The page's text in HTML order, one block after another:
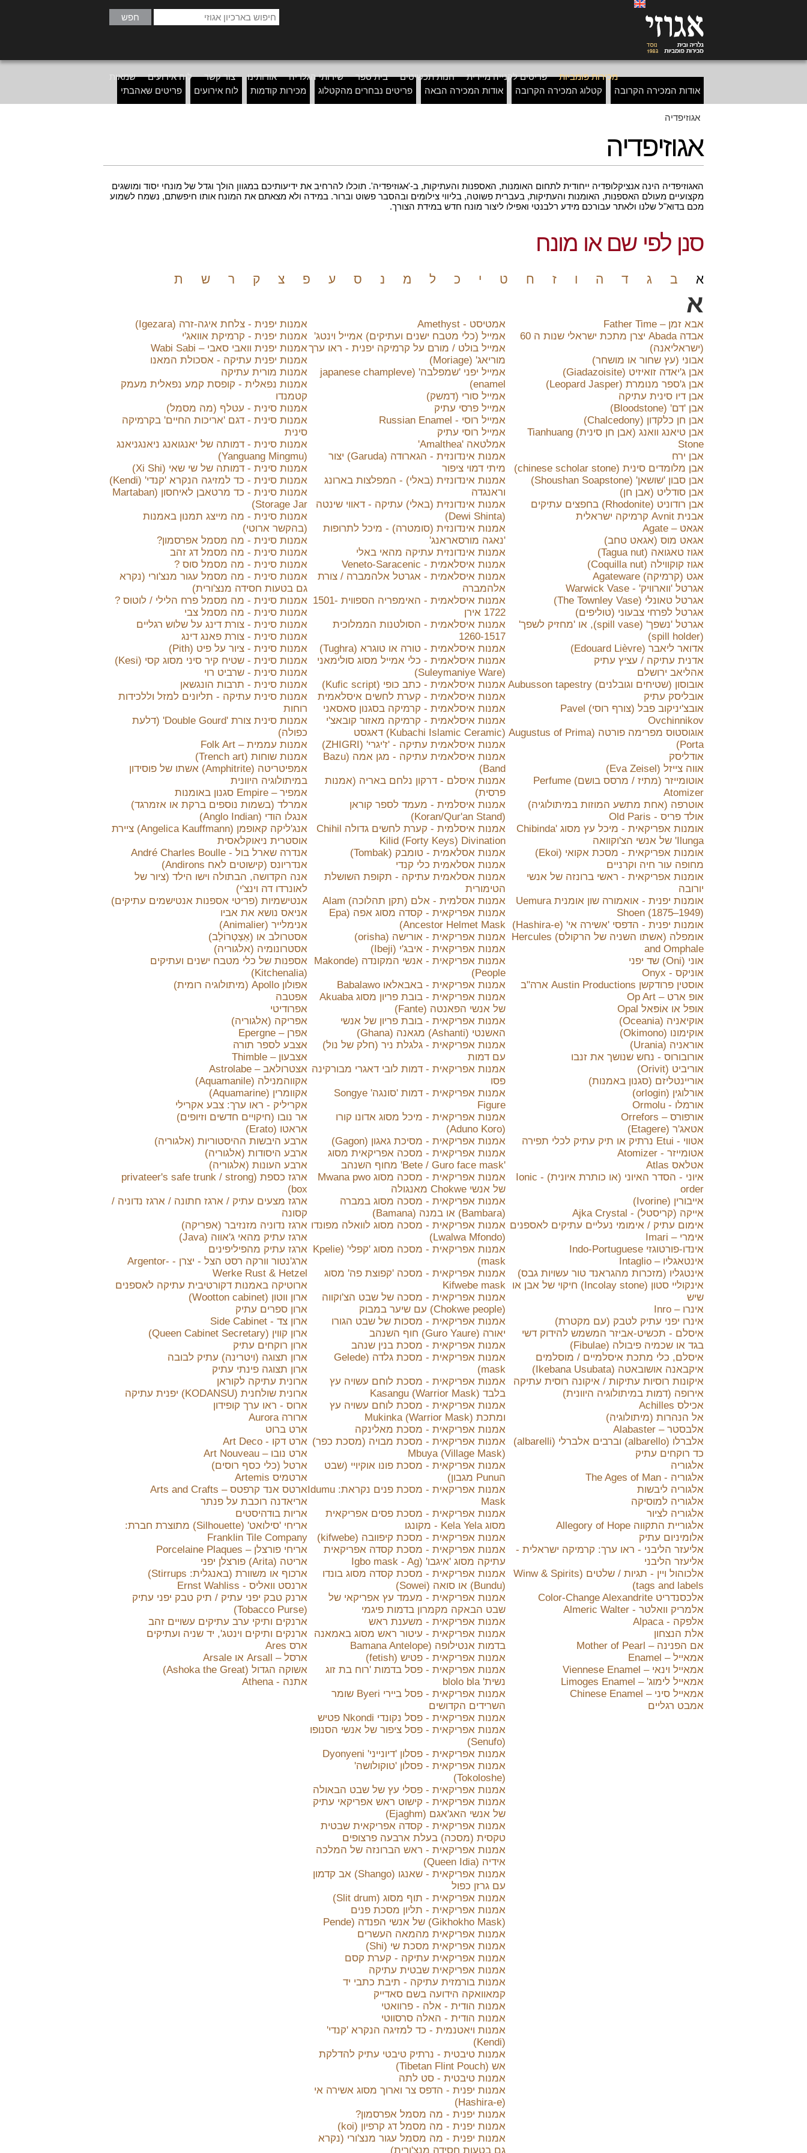
מכירות פומביות פריטים לקנייה מיידית חנות תכשיטים בית ספר שירותי הגלריה אודותינו צור קשר לוח אירועים
שמאות
אודות המכירה הקרובה
קטלוג המכירה הקרובה אודות המכירה הבאה פריטים נבחרים מהקטלוג מכירות קודמות לוח אירועים פריטים שאהבתי
אגוזיפדיה
אגוזיפדיה
האגוזיפדיה הינה אנציקלופדיה ייחודית לתחום האומנות, האספנות והעתיקות, ב-'אגוזיפדיה'. תוכלו להרחיב את ידיעותיכם במגוון הולך וגדל של מונחי יסוד ומושגים
מקצועיים מעולם האספנות, האומנות והעתיקות, בעברית פשוטה, בליווי צילומים ובהסבר פשוט וברור. במידה ולא מצאתם את המונח אותו חיפשתם, נשמח לשמוע
מכם בדוא"ל שלנו ולאתר עבורכם מידע רלבנטי ואפילו ליצור מונח חדש במידת הצורך.
סנן לפי שם או מונח
א ב ג ד ה ו ז ח ט י כ ל מ נ ס ע פ צ ק ר ש ת
א
אבא זמן – Father Time
אבדה Abada יצרן מתכת ישראלי שנות ה 60
(ישראליאנה)
אבוני (עץ שחור או מושחר)
אבן ג'יאדה זואיזיט (Giadazoisite)
אבן ג'ספר מנומרת (Leopard Jasper)
אבן דיו סינית עתיקה
אבן 'דם' (Bloodstone)
אבן חן כלקדון (Chalcedony)
אבן טיאנג וואנג (אבן חן סינית) Tianhuang
Stone
אבן ירח
אבן מלומדים סינית (chinese scholar stone)
אבן סבון 'שושאן' (Shoushan Soapstone)
אבן סודליט (אבן חן)
אבן רודוניט (Rhodonite) בחפצים עתיקים
אבנית Avnit קרמיקה ישראלית
אגאט – Agate
אגאט מוס (אגאט טחב)
אגוז טאגואה (Tagua nut)
אגוז קוקווילה (Coquilla nut)
אגט (קרמיקה) Agateware
אגרטל 'ווארוויק' - Warwick Vase
אגרטל טאונלי (The Townley Vase)
אגרטל לפרחי צבעוני (טוליפים)
אגרטל 'נשפך' (spill vase), או 'מחזיק לשפך'
(spill holder)
אדואר ליאבר (Edouard Lièvre)
אדנית עתיקה / עציץ עתיק
אהליאב ירושלם
אובוסון (שטיחים וגובלנים) Aubusson tapestry
אובליסק עתיק
אובצ'יניקוב פבל (צורף רוסי) Pavel
Ovchinnikov
אוגוסטוס מפרימה פורטה (Augustus of Prima
Porta)
אודליסק
אווה צייזל (Eva Zeisel)
אוטומייזר (מתיז / מרסס בושם) Perfume
Atomizer
אוטרפה (אחת מתשע המוזות במיתולוגיה)
אולד פריס - Old Paris
אומנות אפריקאית - מיכל עץ מסוג 'Chibinda
Ilunga' של אנשי הצ'וקוואה
אומנות אפריקאית - מסכת אקואי (Ekoi)
מחופה עור חיה וקרניים
אומנות אפריקאית - ראשי ברונזה של אנשי
יורובה
אומנות יפנית - אואמורה שון אומנית Uemura
Shoen (1875–1949)
אומנות יפנית - הדפסי 'אשירה אי' (Hashira-e)
אומפלה (אשתו השניה של הרקולס) Hercules
and Omphale
אוני (Oni) שד יפני
אוניקס - Onyx
אוסטין פרודקשן Austin Productions ארה"ב
אופ ארט – Op Art
אופל או אוֹפּאל Opal
אוקיאניה (Oceania)
אוקימונו (Okimono)
אוראניה (Urania)
אורובורוס - נחש שנושך את זנבו
אוריביט (Orivit)
אוריינטליזם (סגנון באמנות)
אורלוגין (orlogin)
אורמלו - Ormolu
אורפורס – Orrefors
אטאג'ר (Etagere)
אטווי - Etui נרתיק או תיק עתיק לכלי תפירה
אטומייזר - Atomizer
אטלאס Atlas
איוני - הסדר האיוני (או כותרת איונית) - Ionic
order
אייבורין (Ivorine)
אייקה (קריסטל) - Ajka Crystal
אימום עתיק / אימומי נעליים עתיקים לאספנים
אימרי – Imari
אינדו-פורטוגזי Indo-Portuguese
אינטאגליו – Intaglio
אינטגליו (מזכרות מהגראנד טור עשויות גבס)
אינקוליי סטון (Incolay stone) חיקוי של אבן או
שיש
אינרו – Inro
אינרו יפני עתיק לטבק (עם מקטרת)
איסלם - תכשיט-אביזר המשמש להידוק דשי
בגד או שכמיה פיבולה (Fibulae)
איסלם, כלי מתכת איסלמיים / מוסלמים
איקבאנה אושובאטה (Ikebana Usubata)
איקונות רוסיות עתיקות / איקונה רוסית עתיקה
אירופה (דמות במיתולוגיה היוונית)
אכילס Achilles
אל הנהרות (מיתולוגיה)
אלבסטר – Alabaster
אלברלו (albarello) וברבים אלברלי (albarelli)
כד רוקחים עתיק
אלגוריה
אלגוריה - The Ages of Man
אלגוריה ליבשות
אלגוריה למוסיקה
אלגוריה לציור
אלגוריית התקווה Allegory of Hope
אלומיניום עתיק
אליעזר הליבני - ראו ערך: קרמיקה ישראלית -
אליעזר הליבני
אלכוהול ויין - תגיות / שלטים (Winw & Spirits
tags and labels)
אלכסנדריט Color-Change Alexandrite
אלמריק וואלטר - Almeric Walter
אלפקה - Alpaca
אלת הנצחון
אם הפנינה – Mother of Pearl
אמאייל – Enamel
אמאייל וינאי – Viennese Enamel
אמאייל לימוג' – Limoges Enamel
אמאייל סיני – Chinese Enamel
אמבט רגליים
אמטיסט - Amethyst
אמייל (כלי מטבח ישנים ועתיקים) אמייל וינטג'
אמייל בולט / מורם על קרמיקה יפנית - ראו ערך
מוריאג' (Moriage)
אמייל יפני 'שמפלבה' (japanese champleve
enamel)
אמייל סורי (דמשק)
אמייל פרסי עתיק
אמייל רוסי - Russian Enamel
אמייל רוסי עתיק
אמלטאה 'Amalthea'
אמנות אינדונזית - הגארודה (Garuda) יצור
מיתי דמוי ציפור
אמנות אינדונזית (באלי) - המפלצות בארונג
וראנגדה
אמנות אינדונזית (באלי) עתיקה - דאווי שינטה
(Dewi Shinta)
אמנות אינדונזית (סומטרה) - מיכל לתרופות
'נאגה מורסאראנג'
אמנות אינדונזית עתיקה מהאי באלי
אמנות איסלאמית - Veneto-Saracenic
אמנות איסלאמית - אגרטל אלהמברה / צורת
אלהמברה
אמנות איסלאמית - האימפריה הספווית 1501-
1722 אירן
אמנות איסלאמית - הסולטנות הממלוכית
1260-1517
אמנות איסלאמית - טורה או טוגרא (Tughra)
אמנות איסלאמית - כלי אמייל מסוג סולימאני
(Suleymaniye Ware)
אמנות איסלאמית - כתב כופי (Kufic script)
אמנות איסלאמית - קערת לחשים איסלאמית
אמנות איסלאמית - קרמיקה בסגנון סאסאני
אמנות איסלאמית - קרמיקה מאזור קובאצ'י
(Kubachi Islamic Ceramic) דאגסט
אמנות איסלאמית עתיקה - 'ז'יגרי' (ZHIGRI)
אמנות איסלאמית עתיקה - מגן אמה (Bazu
Band)
אמנות איסלם - דרקון נלחם באריה (אמנות
פרסית)
אמנות איסלמית - מעמד לספר קוראן
(Koran/Qur'an Stand)
אמנות איסלמית - קערת לחשים גדולה Chihil
Kilid (Forty Keys) Divination
אמנות אסלאמית - טומבק (Tombak)
אמנות אסלאמית כלי קנדי
אמנות אסלאמית עתיקה - תקופת השושלת
הטימורית
אמנות אסלמית - אלם (תקן תהלוכה) Alam
אמנות אפריקאית - קסדה מסוג אפה (Epa
Ancestor Helmet Mask)
אמנות אפריקאית - אורישה (orisha)
אמנות אפריקאית - איבג'י (Ibeji)
אמנות אפריקאית - אנשי המקונדה (Makonde
People)
אמנות אפריקאית - באבאלאו Babalawo
אמנות אפריקאית - בובת פריון מסוג Akuaba
של אנשי הפאנטה (Fante)
אמנות אפריקאית - בובת פריון של אנשי
האשנטי (Ashanti) מגאנה (Ghana)
אמנות אפריקאית - גלגלת ניר (חלק של נול)
עם דמות
אמנות אפריקאית - דמות לובי דאגרי מבורקינה
פסו
אמנות אפריקאית - דמות 'סונגה' Songye
Figure
אמנות אפריקאית - מיכל מסוג אדונו קורו
(Aduno Koro)
אמנות אפריקאית - מסיכת גאגון (Gagon)
אמנות אפריקאית - מסכה אפריקאית מסוג
'Bete / Guro face mask' מחוף השנהב
אמנות אפריקאית - מסכה מסוג Mwana pwo
של אנשי Chokwe מאנגולה
אמנות אפריקאית - מסכה מסוג במברה
(Bambara) או במנה (Bamana)
אמנות אפריקאית - מסכה מסוג לוואלה מפונדו
(Lwalwa Mfondo)
אמנות אפריקאית - מסכה מסוג 'קפלי' (Kpelie
mask)
אמנות אפריקאית - מסכה 'קפוצת פה' מסוג
Kifwebe mask
אמנות אפריקאית - מסכה של שבט הצ'וקווה
(Chokwe people) עם שיער במבוק
אמנות אפריקאית - מסכות של שבט הגורו
יאורה (Guro Yaure) חוף השנהב
אמנות אפריקאית - מסכת בנין שנהב
אמנות אפריקאית - מסכת גלדה (Gelede
mask)
אמנות אפריקאית - מסכת לוחם עשויה עץ
בלבד Kasangu (Warrior Mask)
אמנות אפריקאית - מסכת לוחם עשויה עץ
ומתכת Mukinka (Warrior Mask)
אמנות אפריקאית - מסכת מאלינקה
אמנות אפריקאית - מסכת מבויה (מסכת כפר)
Mbuya (Village Mask)
אמנות אפריקאית - מסכת פונו אוקיויי (שבט
הPunu מגבון)
אמנות אפריקאית - מסכת פנים נקראת: Idumu
Mask
אמנות אפריקאית - מסכת פסים אפריקאית
מסוג Kela Yela - מקונגו
אמנות אפריקאית - מסכת קיפוובה (kifwebe)
אמנות אפריקאית - מסכת קסדה אפריקאית
עתיקה מסוג 'איגבו' (Igbo mask - Ag
אמנות אפריקאית - מסכת קסדה מסוג בונדו
(Bundu) או סואה (Sowei)
אמנות אפריקאית - מעמד עץ אפריקאי של
שבט הבאקה מקמרון בדמות פיגמי
אמנות אפריקאית - משענת ראש
אמנות אפריקאית - עיטור ראש מסוג באמאנה
בדמות אנטילופה (Bamana Antelope
אמנות אפריקאית - פטיש (fetish)
אמנות אפריקאית - פסל בדמות 'רוח בת זוג
נשית' blolo bla
אמנות אפריקאית - פסל ביירי Byeri שומר
השרידים הקדושים
אמנות אפריקאית - פסל נקונדי Nkondi פטיש
אמנות אפריקאית - פסל ציפור של אנשי הסנופו
(Senufo)
אמנות אפריקאית - פסלון 'דיונייני' Dyonyeni
אמנות אפריקאית - פסלון 'טוקולושה'
(Tokoloshe)
אמנות אפריקאית - פסלי עץ של שבט הבאולה
אמנות אפריקאית - קישוט ראש אפריקאי עתיק
של אנשי האג'אגם (Ejaghm)
אמנות אפריקאית - קסדה אפריקאית שבטית
טקסית (מסכה) בעלת ארבעה פרצופים
אמנות אפריקאית - ראש הברונזה של המלכה
אידיה (Queen Idia)
אמנות אפריקאית - שאנגו (Shango) אב קדמון
עם גרזן כפול
אמנות אפריקאית - תוף מסוג (Slit drum)
אמנות אפריקאית - תליון מסכת פנים
(Gikhokho Mask) של אנשי הפנדה (Pende
אמנות אפריקאית מהמאה העשרים
אמנות אפריקאית מסכת שי (Shi)
אמנות אפריקאית עתיקה - קערת קסם
אמנות אפריקאית שבטית עתיקה
אמנות בורמזית עתיקה - תיבת כתבי יד
קמאוואקה הידועה בשם סאדייק
אמנות הודית - אלה - פרוואטי
אמנות הודית - האלה סרסווטי
אמנות ויאטנמית - כד למזיגה הנקרא 'קנדי'
(Kendi)
אמנות טיבטית - נרתיק טיבטי עתיק להדלקת
אש (Tibetan Flint Pouch)
אמנות טיבטית - סט לתה
אמנות יפנית - הדפס צר וארוך מסוג אשירה אי
(Hashira-e)
אמנות יפנית - מה מסמל אפרסמון?
אמנות יפנית - מה מסמל דג קרפיון (koi)
אמנות יפנית - מה מסמל עגור מנצ'ורי (נקרא
גם בטעות חסידה מנצ'ורית)
אמנות יפנית - צלחת איגה-זרה (Igezara)
אמנות יפנית - קרמיקת אוואג'י
אמנות יפנית וואבי סאבי – Wabi Sabi
אמנות יפנית עתיקה - אסכולת המאנו
אמנות מורית עתיקה
אמנות נפאלית - קופסת קמע נפאלית מעמק
קטמנדו
אמנות סינית - עטלף (מה מסמל)
אמנות סינית - דגם 'אריכות החיים' בקרמיקה
סינית
אמנות סינית - דמותה של יאנגואנג ניאנגניאנג
(Yanguang Mingmu)
אמנות סינית - דמותה של שי שאי (Xi Shi)
אמנות סינית - כד למזיגה הנקרא 'קנדי' (Kendi)
אמנות סינית - כד מרטאבן לאיחסון (Martaban
Storage Jar)
אמנות סינית - מה מייצג תמנון באמנות
(בהקשר ארוטי)
אמנות סינית - מה מסמל אפרסמון?
אמנות סינית - מה מסמל דג זהב
אמנות סינית - מה מסמל סוס ?
אמנות סינית - מה מסמל עגור מנצ'ורי (נקרא
גם בטעות חסידה מנצ'ורית)
אמנות סינית - מה מסמל פרח הלילי / לוטוס ?
אמנות סינית - מה מסמל צבי
אמנות סינית - צורת דינג על שלוש רגליים
אמנות סינית - צורת פאנג דינג
אמנות סינית - ציור על פיט (Pith)
אמנות סינית - שטיח קיר סיני מסוג קסי (Kesi)
אמנות סינית - שרביט רוי
אמנות סינית - תרבות הונגשאן
אמנות סינית עתיקה - תליונים למזל וללכידות
רוחות
אמנות סינית צורת 'Double Gourd' (דלעת
כפולה)
אמנות עממית – Folk Art
אמנות שוחות (Trench art)
אמפיטריטה (Amphitrite) אשתו של פוסידון
במיתולוגיה היוונית
אמפיר – Empire סגנון באומנות
אמרלד (בשמות נוספים ברקת או אזמרגד)
אנגלו הודי (Anglo Indian)
אנג'ליקה קאופמן (Angelica Kauffmann) ציירת
אוסטרית ניאוקלאסית
אנדרה שארל בול - André Charles Boulle
אנדריונס (קישוטים לאח Andirons)
אנה הקדושה, הבתולה וישו הילד (ציור של
לאונרדו דה וינצ'י)
אנטישמיות (פריטי אספנות אנטישמים עתיקים)
אניאס נושא את אביו
אנימלייר (Animalier)
אסטרולב או (אַצְטְרוֹלָב)
אסטרונומיה (אלגוריה)
אספנות של כלי מטבח ישנים ועתיקים
(Kitchenalia)
אפולון Apollo (מיתולוגיה רומית)
אפטבה
אפרודיטי
אפריקה (אלגוריה)
אפרן – Epergne
אצבע לספר תורה
אצבעון – Thimble
אצטרולאב – Astrolabe
אקווהמנילה (Aquamanile)
אקוומרין (Aquamarine)
אקריליק - ראו ערך: צבע אקרילי
אר נובו (חיקויים חדשים וזיופים)
אראטו (Erato)
ארבע היבשות ההיסטוריות (אלגוריה)
ארבע היסודות (אלגוריה)
ארבע העונות (אלגוריה)
ארגז כספת (privateer's safe trunk / strong
box)
ארגז מצעים עתיק / ארגז חתונה / ארגז נדוניה /
קסונה
ארגז נדוניה מזנזיבר (אפריקה)
ארגז עתיק מהאי ג'אווה (Java)
ארגז עתיק מהפיליפינים
ארג'נטור וורקה רסט הצל - יצרן - Argentor-
Werke Rust & Hetzel
ארוטיקה באמנות דקורטיבית עתיקה לאספנים
ארון ווטון (Wootton cabinet)
ארון ספרים עתיק
ארון צד - Side Cabinet
ארון קווין (Queen Cabinet Secretary)
ארון רוקחים עתיק
ארון תצוגה (ויטרינה) עתיק לבובה
ארון תצוגה פינתי עתיק
ארונית עתיקה לקוראן
ארונית שולחנית (KODANSU) יפנית עתיקה
ארוס - ראו ערך קופידון
ארורה Aurora
ארט ברוט
ארט דקו - Art Deco
ארט נובו – Art Nouveau
ארטל (כלי כסף רוסים)
ארטמיס Artemis
ארטס אנד קרפטס – Arts and Crafts
אריאדנה רוכבת על פנתר
אריות בודהיסטים
אריחי 'סילואט' (Silhouette) מתוצרת חברת:
Franklin Tile Company
אריחי פורצלן – Porcelaine Plaques
אריטה (Arita) פורצלן יפני
ארכוף או משוורת (באנגלית: Stirrups)
ארנסט וואליס - Ernst Wahliss
ארנק טבק יפני עתיק / תיק טבק יפני עתיק
(Tobacco Purse)
ארנקים ותיקי ערב עתיקים עשויים זהב
ארנקים ותיקים וינטג', יד שניה ועתיקים
ארס Ares
ארסל – Arsall או Arsale
אשוקה הגדול (Ashoka the Great)
אתנה - Athena